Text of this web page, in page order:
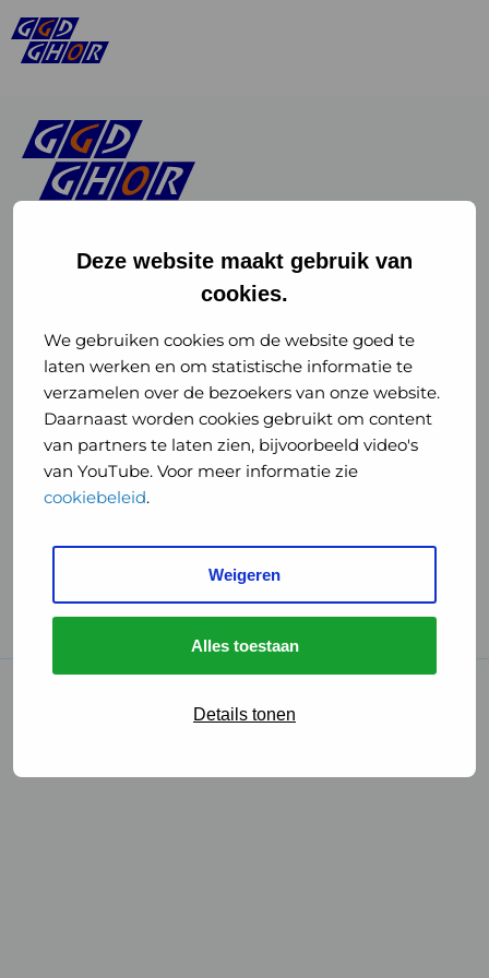
Deze website maakt gebruik van
cookies.
We gebruiken cookies om de website goed te
laten werken en om statistische informatie te
verzamelen over de bezoekers van onze website.
Daarnaast worden cookies gebruikt om content
van partners te laten zien, bijvoorbeeld video's
van YouTube. Voor meer informatie zie
cookiebeleid.
Weigeren
Alles toestaan
Details tonen
of
GGD
GHOR
Nederland
Instagram
of
GGD
GHOR
Nederland
GGD Reizen op social media
GGD Reizen
GGD Reisvaccinaties